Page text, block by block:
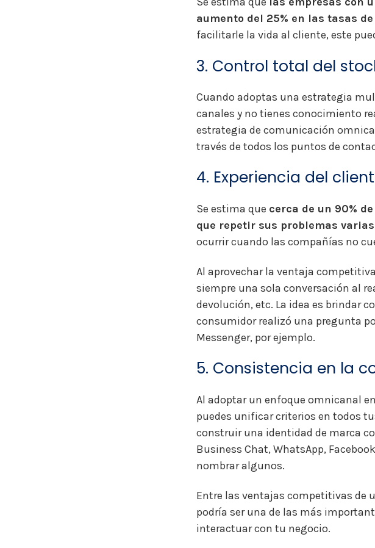
aumento del 25% en las tasas
facilitarle la vida al cliente, este
3. Control total del
Cuando adoptas una estrategia
canales y no tienes conocimiento
estrategia de comunicación
través de todos los puntos de
4. Experiencia del
Se estima que cerca de un 90%
que repetir sus problemas
ocurrir cuando las compañías no
Al aprovechar la ventaja
siempre una sola conversación al
devolución, etc. La idea es brindar
consumidor realizó una pregunta
Messenger, por ejemplo.
5. Consistencia en la
Al adoptar un enfoque omnicanal
puedes unificar criterios en todos
construir una identidad de marca
Business Chat, WhatsApp,
nombrar algunos.
Entre las ventajas competitivas de
podría ser una de las más
interactuar con tu negocio.